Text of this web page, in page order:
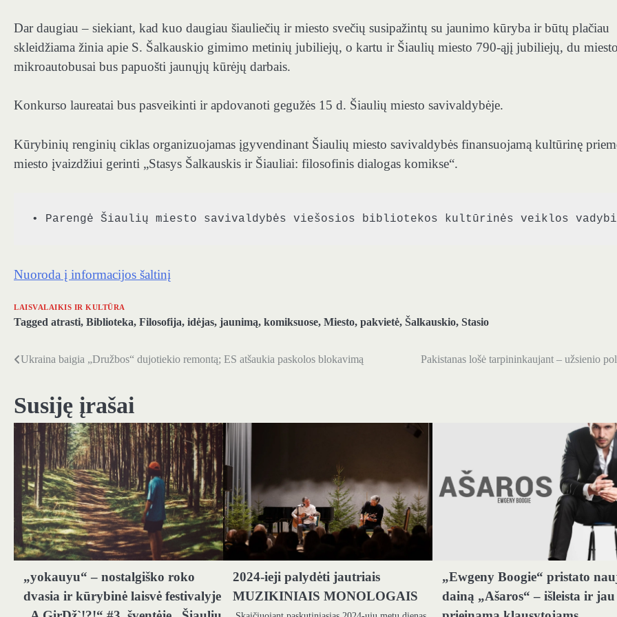
Dar daugiau – siekiant, kad kuo daugiau šiauliečių ir miesto svečių susipažintų su jaunimo kūryba ir būtų plačiau
skleidžiama žinia apie S. Šalkauskio gimimo metinių jubiliejų, o kartu ir Šiaulių miesto 790-ąjį jubiliejų, du miesto
mikroautobusai bus papuošti jaunųjų kūrėjų darbais.
Konkurso laureatai bus pasveikinti ir apdovanoti gegužės 15 d. Šiaulių miesto savivaldybėje.
Kūrybinių renginių ciklas organizuojamas įgyvendinant Šiaulių miesto savivaldybės finansuojamą kultūrinę
miesto įvaizdžiui gerinti „Stasys Šalkauskis ir Šiauliai: filosofinis dialogas komikse“.
• Parengė Šiaulių miesto savivaldybės viešosios bibliotekos kultūrinės veiklos
Nuoroda į informacijos šaltinį
LAISVALAIKIS IR KULTŪRA
Tagged atrasti, Biblioteka, Filosofija, idėjas, jaunimą, komiksuose, Miesto, pakvietė, Šalkauskio, Stasio
Navigacija
įrašų
Ukraina baigia „Družbos“ dujotiekio remontą; ES atšaukia paskolos blokavimą Pakistanas lošė tarpininkaujant – užsienio
Susiję įrašai
„yokauyu“ – nostalgiško roko
dvasia ir kūrybinė laisvė festivalyje
2024-ieji palydėti jautriais
MUZIKINIAIS MONOLOGAIS
„Ewgeny Boogie“ pristato
dainą „Ašaros“ – išleista ir jau